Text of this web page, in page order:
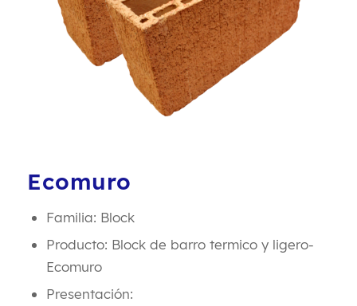
Ecomuro
Familia: Block
Producto: Block de barro termico y ligero-
Ecomuro
Presentación: